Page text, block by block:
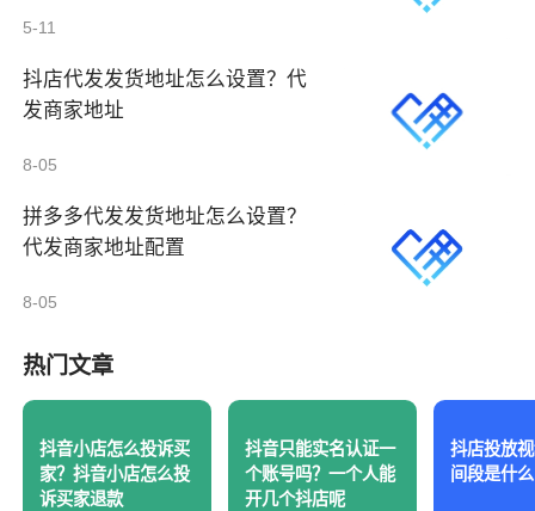
5-11
抖店代发发货地址怎么设置？代
发商家地址
8-05
拼多多代发发货地址怎么设置？
代发商家地址配置
8-05
热门文章
抖音小店怎么投诉买
家？抖音小店怎么投
诉买家退款
抖音只能实名认证一
个账号吗？一个人能
开几个抖店呢
抖店投放
间段是什